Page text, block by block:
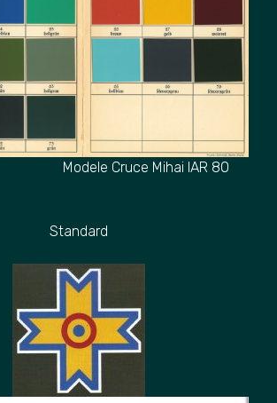
Cruce Mihai IAR 80
Standard